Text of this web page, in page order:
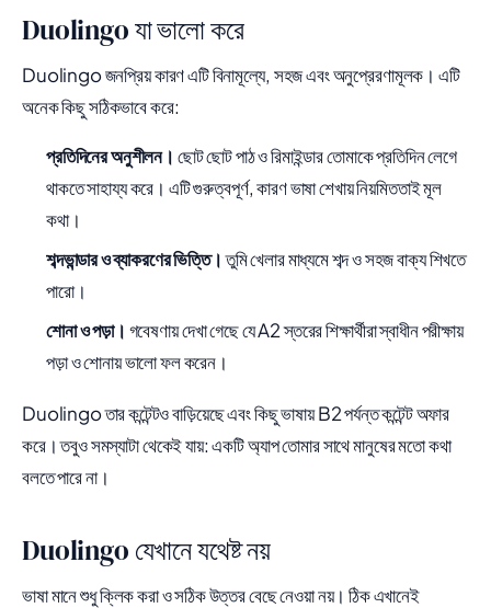
Duolingo যা ভালো করে
Duolingo জনপ্রিয় কারণ এটি বিনামূল্যে, সহজ এবং অনুপ্রেরণামূলক। এটি
অনেক কিছু সঠিকভাবে করে:
প্রতিদিনের অনুশীলন। ছোট ছোট পাঠ ও রিমাইন্ডার তোমাকে প্রতিদিন লেগে
থাকতে সাহায্য করে। এটি গুরুত্বপূর্ণ, কারণ ভাষা শেখায় নিয়মিততাই মূল
কথা।
শব্দভান্ডার ও ব্যাকরণের ভিত্তি।তুমি খেলার মাধ্যমে শব্দ ও সহজ বাক্য শিখতে
পারো।
শোনা ও পড়া। গবেষণায় দেখা গেছে যে A2 স্তরের শিক্ষার্থীরা স্বাধীন পরীক্ষায়
পড়া ও শোনায় ভালো ফল করেন।
Duolingo তার কন্টেন্টও বাড়িয়েছে এবং কিছু ভাষায় B2 পর্যন্ত কন্টেন্ট অফার
করে। তবুও সমস্যাটা থেকেই যায়: একটি অ্যাপ তোমার সাথে মানুষের মতো কথা
বলতে পারে না।
Duolingo যেখানে যথেষ্ট নয়
ভাষা মানে শুধু ক্লিক করা ও সঠিক উত্তর বেছে নেওয়া নয়। ঠিক এখানেই